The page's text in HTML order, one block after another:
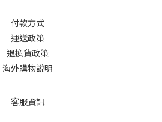
付款方式
運送政策
退換貨政策
海外購物說明
客服資訊